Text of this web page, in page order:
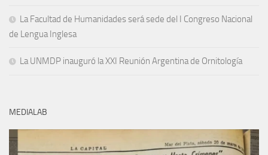
La Facultad de Humanidades será sede del I Congreso Nacional
de Lengua Inglesa
La UNMDP inauguró la XXI Reunión Argentina de Ornitología
MEDIALAB